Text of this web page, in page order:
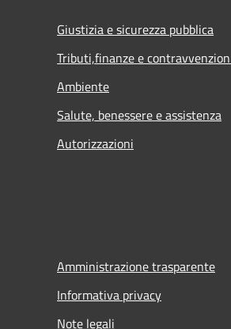
Giustizia e sicurezza pubblica
Tributi,finanze e
Ambiente
Salute, benessere e assistenza
Autorizzazioni
Amministrazione trasparente
Informativa privacy
Note legali